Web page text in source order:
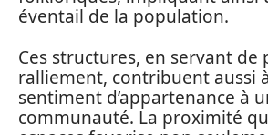
éventail de la population.
Ces structures, en servant de
ralliement, contribuent aussi
sentiment d’appartenance à
communauté. La proximité